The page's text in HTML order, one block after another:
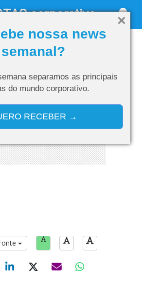
nossa news
semanal?
separamos as principais
do mundo corporativo.
RECEBER →
corporativo